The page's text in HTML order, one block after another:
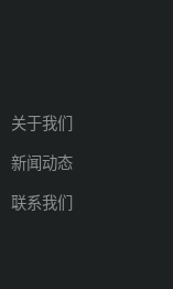
关于我们
新闻动态
联系我们